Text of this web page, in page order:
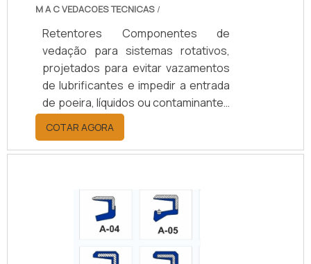
M A C VEDACOES TECNICAS /
Retentores Componentes de
vedação para sistemas rotativos,
projetados para evitar vazamentos
de lubrificantes e impedir a entrada
de poeira, líquidos ou contaminantes
em eixos e rolamentos. Disponíveis
em borracha nitrílica (NBR), Viton
(FKM), silicone, PTFE ou grafite,
+200°C, conforme o material.
Oferecem opções de vedação
simples ou dupla, com ou sem mola,
e diâmetros de 10 a 200 mm.
Aplicados em setores automotivo,
COTAR AGORA